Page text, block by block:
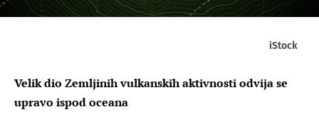
iStock
Velik dio Zemljinih vulkanskih aktivnosti odvija se
upravo ispod oceana